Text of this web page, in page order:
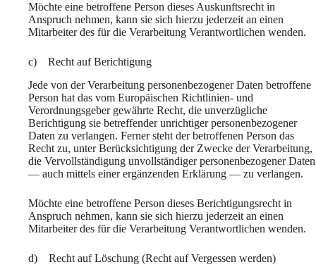
Möchte eine betroffene Person dieses Auskunftsrecht in
Anspruch nehmen, kann sie sich hierzu jederzeit an einen
Mitarbeiter des für die Verarbeitung Verantwortlichen wenden.
c) Recht auf Berichtigung
Jede von der Verarbeitung personenbezogener Daten betroffene
Person hat das vom Europäischen Richtlinien- und
Verordnungsgeber gewährte Recht, die unverzügliche
Berichtigung sie betreffender unrichtiger personenbezogener
Daten zu verlangen. Ferner steht der betroffenen Person das
Recht zu, unter Berücksichtigung der Zwecke der Verarbeitung,
die Vervollständigung unvollständiger personenbezogener Daten
— auch mittels einer ergänzenden Erklärung — zu verlangen.
Möchte eine betroffene Person dieses Berichtigungsrecht in
Anspruch nehmen, kann sie sich hierzu jederzeit an einen
Mitarbeiter des für die Verarbeitung Verantwortlichen wenden.
d) Recht auf Löschung (Recht auf Vergessen werden)